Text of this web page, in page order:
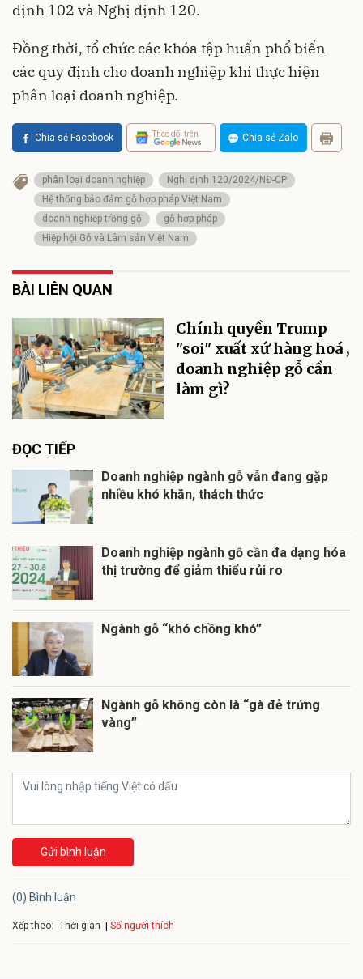
định 102 và Nghị định 120.
Đồng thời, tổ chức các khóa tập huấn phổ biến
các quy định cho doanh nghiệp khi thực hiện
phân loại doanh nghiệp.
Chia sẻ Facebook Theo dõi trên Chia sẻ Zalo
phân loại doanh nghiệp
Nghị định 120/2024/NĐ-CP
Hệ thống bảo đảm gỗ hợp pháp Việt Nam
doanh nghiệp trồng gỗ
gỗ hợp pháp
Hiệp hội Gỗ và Lâm sản Việt Nam
BÀI LIÊN QUAN
Chính quyền Trump
"soi" xuất xứ hàng hoá ,
doanh nghiệp gỗ cần
làm gì?
ĐỌC TIẾP
Doanh nghiệp ngành gỗ vẫn đang gặp
nhiều khó khăn, thách thức
Doanh nghiệp ngành gỗ cần đa dạng hóa
thị trường để giảm thiểu rủi ro
Ngành gỗ “khó chồng khó”
Ngành gỗ không còn là “gà đẻ trứng
vàng”
Gửi bình luận
(0) Bình luận
Xếp theo: Thời gian Số người thích